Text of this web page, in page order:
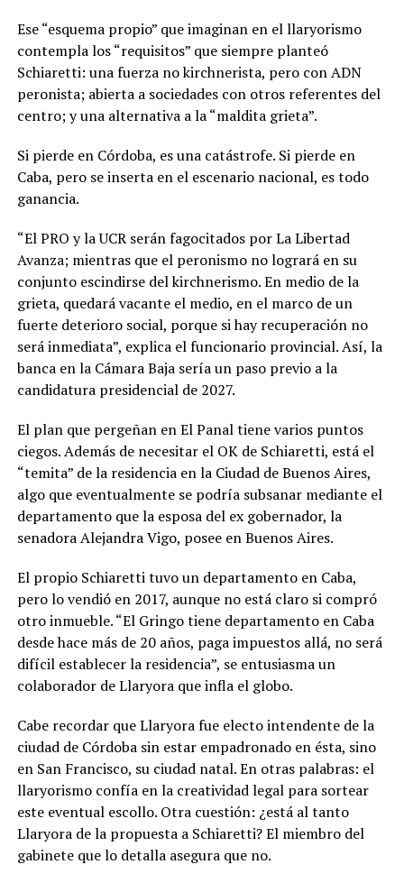
Ese “esquema propio” que imaginan en el llaryorismo
contempla los “requisitos” que siempre planteó
Schiaretti: una fuerza no kirchnerista, pero con ADN
peronista; abierta a sociedades con otros referentes del
centro; y una alternativa a la “maldita grieta”.
Si pierde en Córdoba, es una catástrofe. Si pierde en
Caba, pero se inserta en el escenario nacional, es todo
ganancia.
“El PRO y la UCR serán fagocitados por La Libertad
Avanza; mientras que el peronismo no logrará en su
conjunto escindirse del kirchnerismo. En medio de la
grieta, quedará vacante el medio, en el marco de un
fuerte deterioro social, porque si hay recuperación no
será inmediata”, explica el funcionario provincial. Así, la
banca en la Cámara Baja sería un paso previo a la
candidatura presidencial de 2027.
El plan que pergeñan en El Panal tiene varios puntos
ciegos. Además de necesitar el OK de Schiaretti, está el
“temita” de la residencia en la Ciudad de Buenos Aires,
algo que eventualmente se podría subsanar mediante el
departamento que la esposa del ex gobernador, la
senadora Alejandra Vigo, posee en Buenos Aires.
El propio Schiaretti tuvo un departamento en Caba,
pero lo vendió en 2017, aunque no está claro si compró
otro inmueble. “El Gringo tiene departamento en Caba
desde hace más de 20 años, paga impuestos allá, no será
difícil establecer la residencia”, se entusiasma un
colaborador de Llaryora que infla el globo.
Cabe recordar que Llaryora fue electo intendente de la
ciudad de Córdoba sin estar empadronado en ésta, sino
en San Francisco, su ciudad natal. En otras palabras: el
llaryorismo confía en la creatividad legal para sortear
este eventual escollo. Otra cuestión: ¿está al tanto
Llaryora de la propuesta a Schiaretti? El miembro del
gabinete que lo detalla asegura que no.